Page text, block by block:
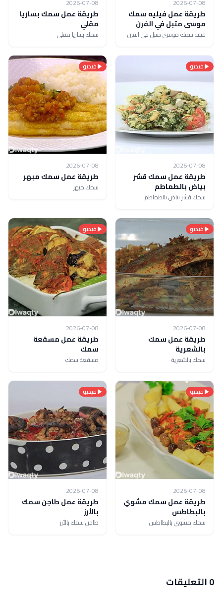
2026-07-08
طريقة عمل فيليه سمك
موسى متبل في الفرن
فيليه سمك موسى متبل في الفرن
2026-07-08
طريقة عمل سمك بساريا
مقلي
سمك بساريا مقلي
فيديو
2026-07-08
طريقة عمل سمك قشر
بياض بالطماطم
سمك قشر بياض بالطماطم
فيديو
2026-07-08
طريقة عمل سمك مبهر
سمك مبهر
فيديو
2026-07-08
طريقة عمل سمك
بالشعرية
سمك بالشعرية
فيديو
2026-07-08
طريقة عمل مسقعة
سمك
مسقعة سمك
فيديو
2026-07-08
طريقة عمل سمك مشوي
بالبطاطس
سمك مشوي بالبطاطس
فيديو
2026-07-08
طريقة عمل طاجن سمك
بالأرز
طاجن سمك بالأرز
0 التعليقات